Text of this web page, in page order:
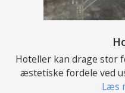
Hoteller kan drage stor
æstetiske fordele ved
Læs